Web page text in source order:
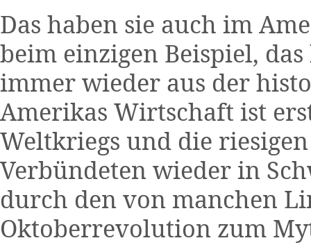
Das haben sie auch im
beim einzigen Beispiel,
immer wieder aus der
Amerikas Wirtschaft ist
Weltkriegs und die
Verbündeten wieder in
durch den von manchen
Oktoberrevolution zum